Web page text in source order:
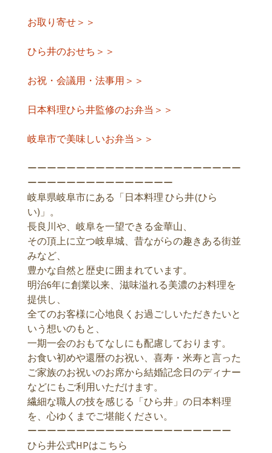
お取り寄せ＞＞
ひら井のおせち＞＞
お祝・会議用・法事用＞＞
日本料理ひら井監修のお弁当＞＞
岐阜市で美味しいお弁当＞＞
ーーーーーーーーーーーーーーーーーーーーーー
ーーーーーーーーーーーーーーー
岐阜県岐阜市にある「日本料理 ひら井(ひら
い)」。
長良川や、岐阜を一望できる金華山、
その頂上に立つ岐阜城、昔ながらの趣きある街並
みなど、
豊かな自然と歴史に囲まれています。
明治6年に創業以来、滋味溢れる美濃のお料理を
提供し、
全てのお客様に心地良くお過ごしいただきたいと
いう想いのもと、
一期一会のおもてなしにも配慮しております。
お食い初めや還暦のお祝い、喜寿・米寿と言った
ご家族のお祝いのお席から結婚記念日のディナー
などにもご利用いただけます。
繊細な職人の技を感じる「ひら井」の日本料理
を、心ゆくまでご堪能ください。
ーーーーーーーーーーーーーーーーーーーーー
ひら井公式HPはこちら